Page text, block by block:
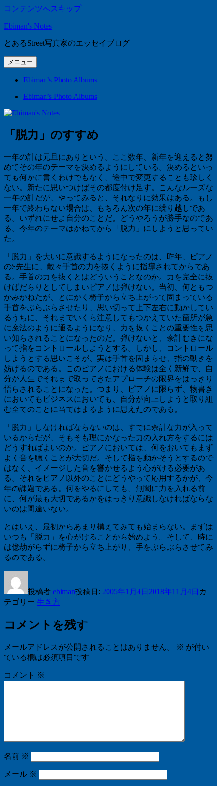
コンテンツへスキップ
Ebiman's Notes
とあるStreet写真家のエッセイブログ
メニュー
Ebiman’s Photo Albums
Ebiman’s Photo Albums
「脱力」のすすめ
一年の計は元旦にありという。ここ数年、新年を迎えると努
めてその年のテーマを決めるようにしている。決めるといっ
ても何かに書くわけでもなく、途中で変更することも珍しく
ない。新たに思いつけばその都度付け足す。こんなルーズな
一年の計だが、やってみると、それなりに効果はある。もし
一年で終わらない場合は、もちろん次の年に繰り越しであ
る。いずれにせよ自分のことだ。どうやろうが勝手なのであ
る。今年のテーマはかねてから「脱力」にしようと思ってい
た。
「脱力」を大いに意識するようになったのは、昨年、ピアノ
のS先生に、散々手首の力を抜くように指導されてからであ
る。手首の力を抜くとはどういうことなのか。力を完全に抜
けばだらりとしてしまいピアノは弾けない。当初、何ともつ
かみかねたが、とにかく椅子から立ち上がって固まっている
手首をぶらぶらさせたり、思い切って上下左右に動かしてい
るうちに、それまでいくら注意してもつかえていた箇所が急
に魔法のように通るようになり、力を抜くことの重要性を思
い知らされることになったのだ。弾けないと、余計むきにな
って指をコントロールしようとする。しかし、コントロール
しようとする思いこそが、実は手首を固まらせ、指の動きを
妨げるのである。このピアノにおける体験は全く新鮮で、自
分が人生でそれまで取ってきたアプローチの限界をはっきり
悟らされることになった。つまり、ピアノに限らず、物書き
においてもビジネスにおいても、自分が向上しようと取り組
む全てのことに当てはまるように思えたのである。
「脱力」しなければならないのは、すでに余計な力が入って
いるからだが、そもそも理にかなった力の入れ方をするには
どうすればよいのか。ピアノにおいては、何をおいてもまず
よく音を聴くことが大切だ。そして指を動かそうとするので
はなく、イメージした音を響かせるよう心がける必要があ
る。それをピアノ以外のことにどうやって応用するかが、今
年の課題である。何をやるにしても、無闇に力を入れる前
に、何が最も大切であるかをはっきり意識しなければならな
いのは間違いない。
とはいえ、最初からあまり構えてみても始まらない。まずは
いつも「脱力」を心がけることから始めよう。そして、時に
は億劫がらずに椅子から立ち上がり、手をぶらぶらさせてみ
るのである。
投稿者 ebiman投稿日: 2005年1月4日 2018年11月4日 カ
テゴリー 生き方
コメントを残す
メールアドレスが公開されることはありません。 ※ が付い
ている欄は必須項目です
コメント ※
名前 ※
メール ※